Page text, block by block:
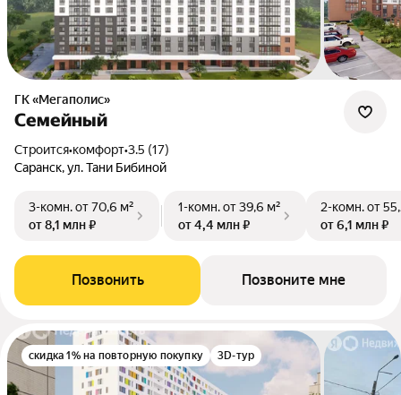
ГК «Мегаполис»
Семейный
Строится•комфорт•3.5 (17)
Саранск, ул. Тани Бибиной
3-комн.от 70,6 м²
от 8,1 млн ₽
1-комн.от 39,6 м²
от 4,4 млн ₽
2-комн.от
от 6,1 млн ₽
Позвонить Позвоните мне
скидка 1% на повторную покупку 3D-тур